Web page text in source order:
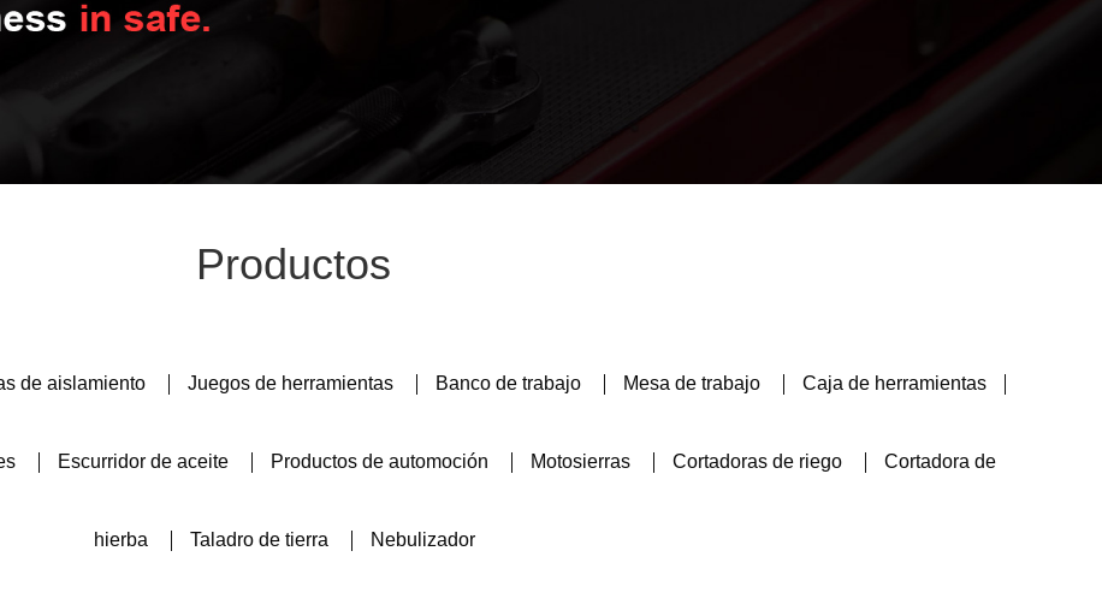
Productos
de aislamiento Juegos de herramientas Banco de trabajo Mesa de trabajo Caja de herramientas
Escurridor de aceite Productos de automoción Motosierras Cortadoras de riego Cortadora de
hierba Taladro de tierra Nebulizador